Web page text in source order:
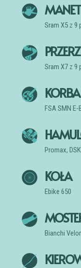
Sram X5 z 9
Sram X7 z 9
KORBA
FSA SMN E-
Promax,
KOŁA
Ebike 650
Bianchi